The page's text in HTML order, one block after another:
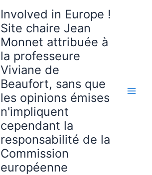
Involved in Europe !
Site chaire Jean
Monnet attribuée à
la professeure
Viviane de
Beaufort, sans que
les opinions émises
n'impliquent
cependant la
responsabilité de la
Commission
européenne